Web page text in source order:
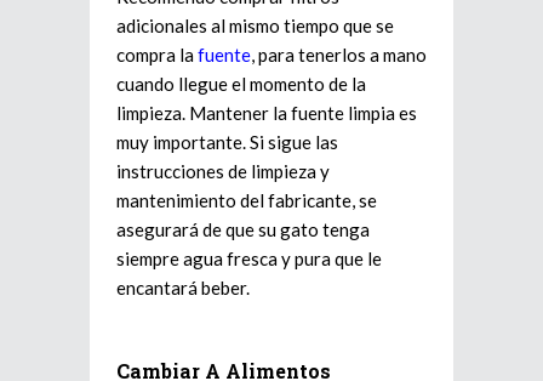
adicionales al mismo tiempo que se
compra lafuente, para tenerlos a mano
cuando llegue el momento de la
limpieza. Mantener la fuente limpia es
muy importante. Si sigue las
instrucciones de limpieza y
mantenimiento del fabricante, se
asegurará de que su gato tenga
siempre agua fresca y pura que le
encantará beber.
Cambiar A Alimentos